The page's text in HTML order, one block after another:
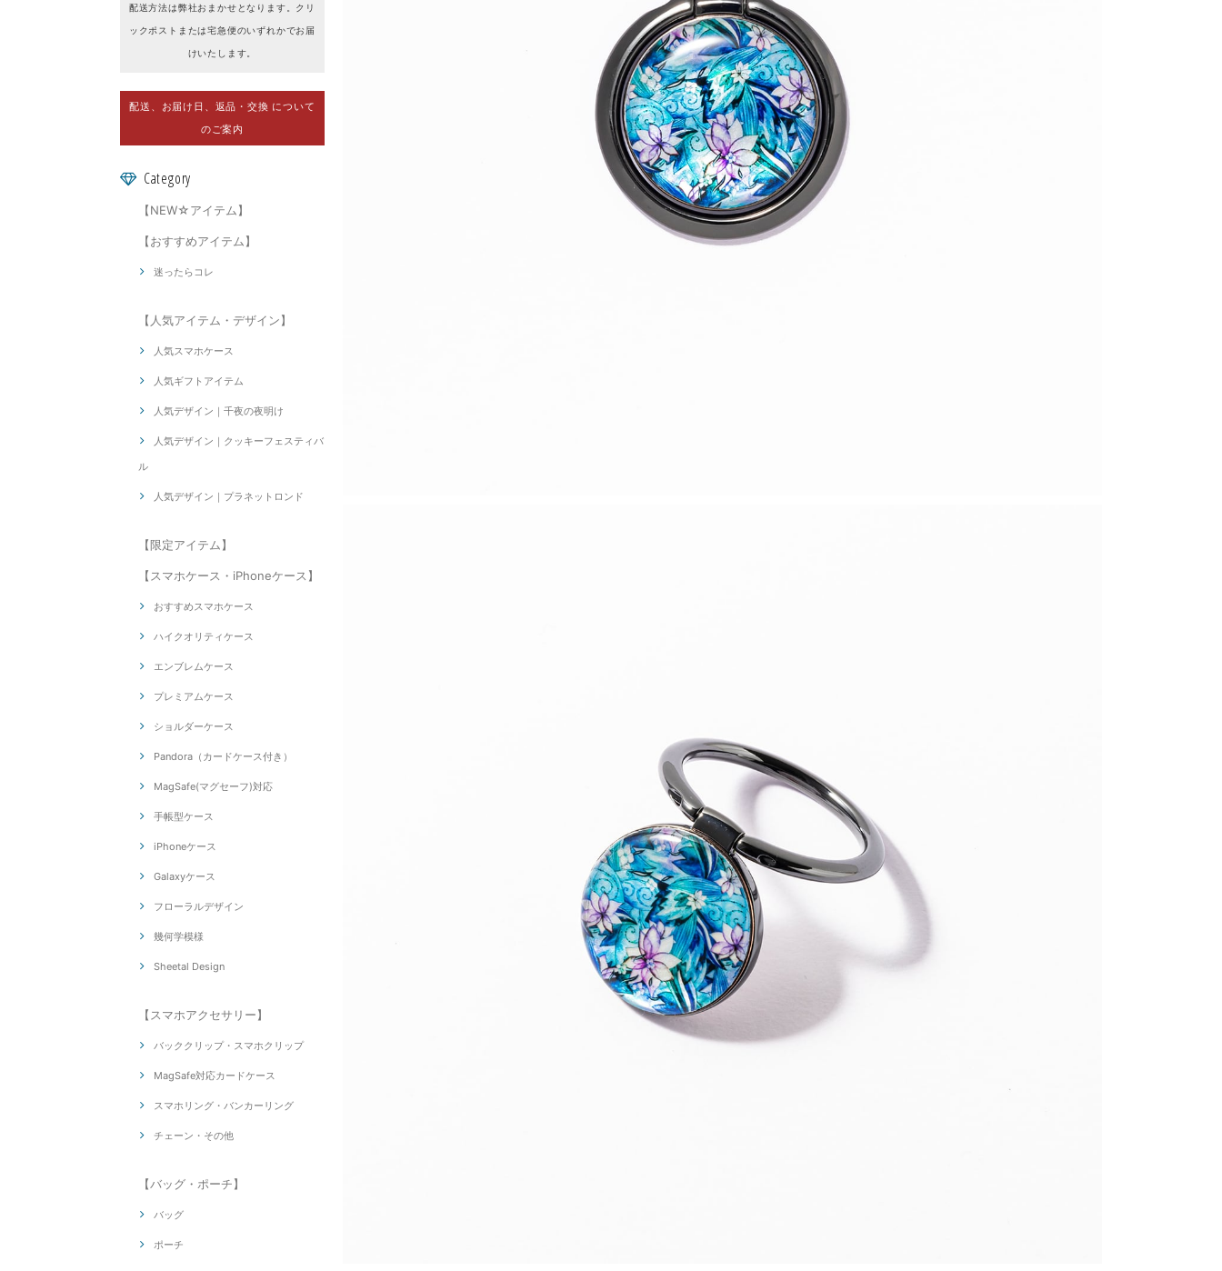
配送方法は弊社おまかせとなります。クリ
ックポストまたは宅急便のいずれかでお届
けいたします。
配送、お届け日、返品・交換 について
のご案内
Category
【NEW☆アイテム】
【おすすめアイテム】
迷ったらコレ
【人気アイテム・デザイン】
人気スマホケース
人気ギフトアイテム
人気デザイン｜千夜の夜明け
人気デザイン｜クッキーフェスティバ
ル
人気デザイン｜プラネットロンド
【限定アイテム】
【スマホケース・iPhoneケース】
おすすめスマホケース
ハイクオリティケース
エンブレムケース
プレミアムケース
ショルダーケース
Pandora（カードケース付き）
MagSafe(マグセーフ)対応
手帳型ケース
iPhoneケース
Galaxyケース
フローラルデザイン
幾何学模様
Sheetal Design
【スマホアクセサリー】
バッククリップ・スマホクリップ
MagSafe対応カードケース
スマホリング・バンカーリング
チェーン・その他
【バッグ・ポーチ】
バッグ
ポーチ